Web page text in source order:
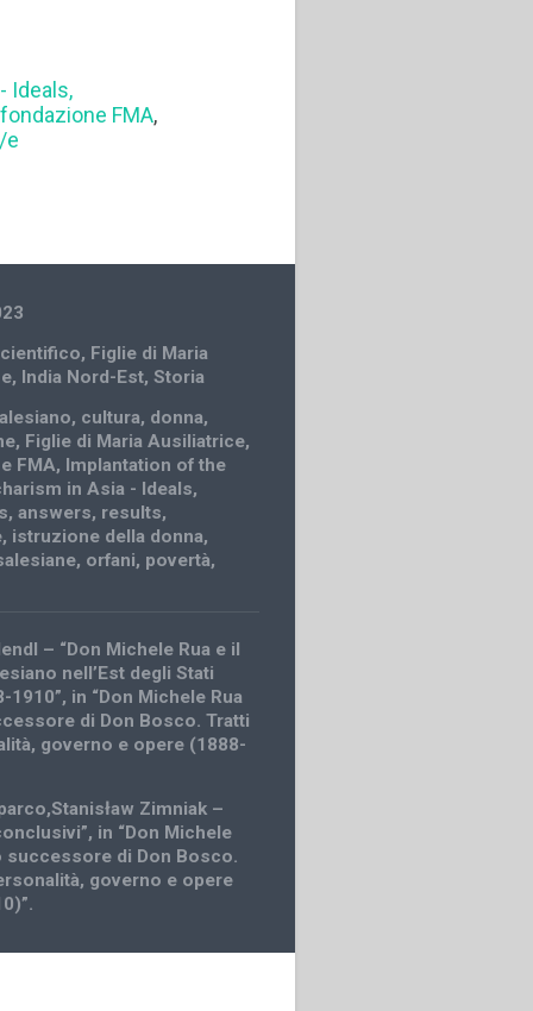
Ideals,
fondazione FMA,
e
, Figlie di Maria
, India Nord-Est,Storia
, cultura, donna,
, Figlie di Maria Ausiliatrice,
FMA, Implantation of the
in Asia - Ideals,
answers, results,
, istruzione della donna,
, orfani, povertà,
– “Don Michele Rua e il
nell’Est degli Stati
1910”, in “Don Michele Rua
di Don Bosco. Tratti
governo e opere (1888-
Zimniak –
in “Don Michele
successore di Don Bosco.
governo e opere